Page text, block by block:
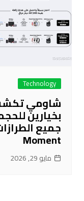
Technology
بخيارين
Moment
مايو 29, 2026